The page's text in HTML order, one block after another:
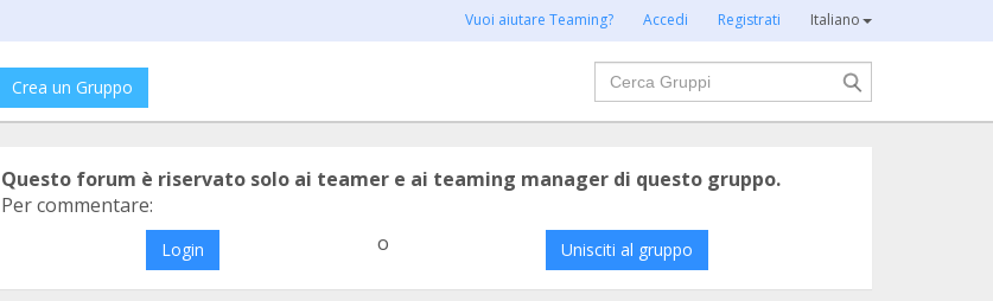
Vuoi aiutare Teaming? Accedi Registrati Italiano
Crea un Gruppo
Cerca
Questo forum è riservato solo ai teamer e ai teaming manager di questo gruppo.
Per commentare:
Login o Unisciti al gruppo